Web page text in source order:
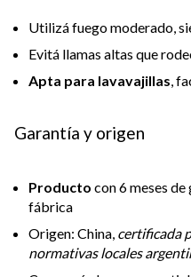
Utilizá fuego moderado,
Evitá llamas altas que
Apta para lavavajillas,
Garantía y origen
Producto con 6 meses
fábrica
Origen: China, certificada
normativas locales